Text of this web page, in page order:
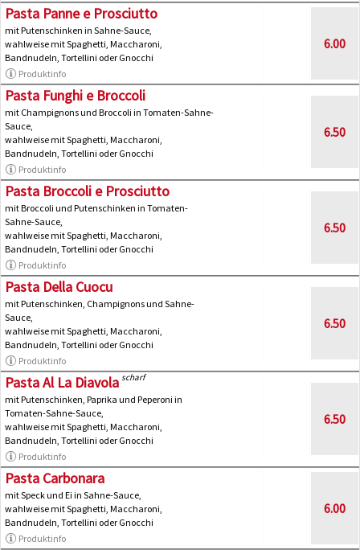
Pasta Panne e Prosciutto
mit Putenschinken in Sahne-Sauce,
wahlweise mit Spaghetti, Maccharoni,
Bandnudeln, Tortellini oder Gnocchi
Produktinfo
6.00
Pasta Funghi e Broccoli
mit Champignons und Broccoli in Tomaten-Sahne-
Sauce,
wahlweise mit Spaghetti, Maccharoni,
Bandnudeln, Tortellini oder Gnocchi
Produktinfo
6.50
Pasta Broccoli e Prosciutto
mit Broccoli und Putenschinken in Tomaten-
Sahne-Sauce,
wahlweise mit Spaghetti, Maccharoni,
Bandnudeln, Tortellini oder Gnocchi
Produktinfo
6.50
Pasta Della Cuocu
mit Putenschinken, Champignons und Sahne-
Sauce,
wahlweise mit Spaghetti, Maccharoni,
Bandnudeln, Tortellini oder Gnocchi
Produktinfo
6.50
Pasta Al La Diavola scharf
mit Putenschinken, Paprika und Peperoni in
Tomaten-Sahne-Sauce,
wahlweise mit Spaghetti, Maccharoni,
Bandnudeln, Tortellini oder Gnocchi
Produktinfo
6.50
Pasta Carbonara
mit Speck und Ei in Sahne-Sauce,
wahlweise mit Spaghetti, Maccharoni,
Bandnudeln, Tortellini oder Gnocchi
Produktinfo
6.00